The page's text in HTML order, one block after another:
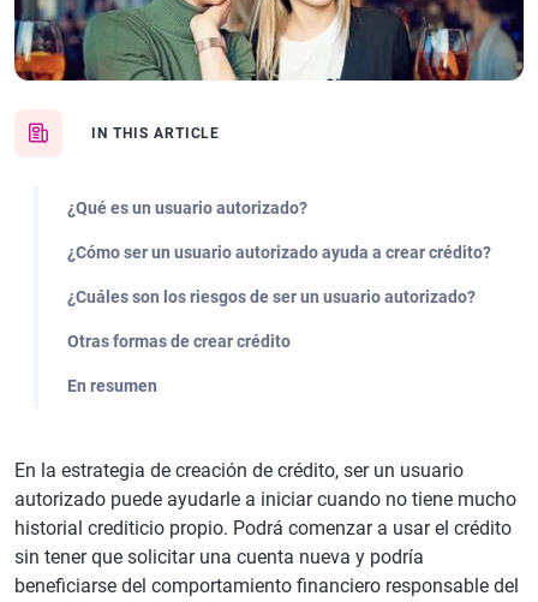
IN THIS ARTICLE
¿Qué es un usuario autorizado?
¿Cómo ser un usuario autorizado ayuda a crear crédito?
¿Cuáles son los riesgos de ser un usuario autorizado?
Otras formas de crear crédito
En resumen
En la estrategia de creación de crédito, ser un usuario
autorizado puede ayudarle a iniciar cuando no tiene mucho
historial crediticio propio. Podrá comenzar a usar el crédito
sin tener que solicitar una cuenta nueva y podría
beneficiarse del comportamiento financiero responsable del